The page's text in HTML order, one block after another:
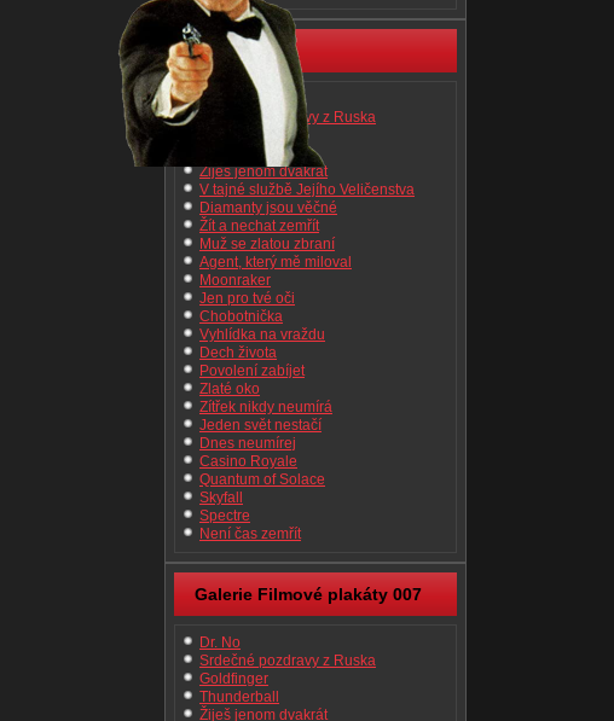
Kino 007
Dr. No
Srdečné pozdravy z Ruska
Goldfinger
Thunderball
Žiješ jenom dvakrát
V tajné službě Jejího Veličenstva
Diamanty jsou věčné
Žít a nechat zemřít
Muž se zlatou zbraní
Agent, který mě miloval
Moonraker
Jen pro tvé oči
Chobotnička
Vyhlídka na vraždu
Dech života
Povolení zabíjet
Zlaté oko
Zítřek nikdy neumírá
Jeden svět nestačí
Dnes neumírej
Casino Royale
Quantum of Solace
Skyfall
Spectre
Není čas zemřít
Galerie Filmové plakáty 007
Dr. No
Srdečné pozdravy z Ruska
Goldfinger
Thunderball
Žiješ jenom dvakrát